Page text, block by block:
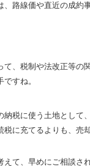
、路線価や直近の成約
て、税制や法改正等の
すね。
納税に使う土地として
税に充てるよりも、売
えて、早めにご相談さ